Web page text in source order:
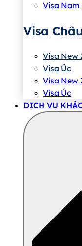
Visa Nam
Visa
Visa New
Visa Úc
Visa New
Visa Úc
DỊCH VỤ